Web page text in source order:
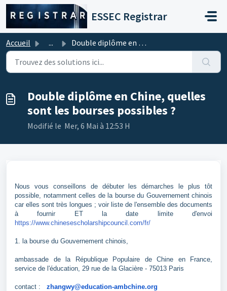
Passer au contenu principal
ESSEC Registrar
Accueil ... Double diplôme en Chine, quelles sont les bourses possibl...
Double diplôme en Chine, quelles
sont les bourses possibles ?
Modifié le Mer, 6 Mai à 12:53 H
Nous vous conseillons de débuter les démarches le plus tôt
possible, notamment celles de la bourse du Gouvernement chinois
car elles sont très longues ; voir liste de l'ensemble des documents
à fournir ET la date limite d'envoi
https://www.chinesescholarshipcouncil.com/fr/
1. la bourse du Gouvernement chinois,
ambassade de la République Populaire de Chine en France,
service de l'éducation, 29 rue de la Glacière - 75013 Paris
contact : zhangwy@education-ambchine.org